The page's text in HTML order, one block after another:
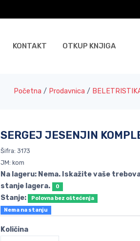
KONTAKT OTKUP KNJIGA
Početna / Prodavnica /
SERGEJ JESENJIN
Šifra: 3173
JM: kom
Na lageru: Nema. Iskažite vaše
stanje lagera.
0
Stanje:
Polovna bez oštećenja
Nema na stanju
Količina